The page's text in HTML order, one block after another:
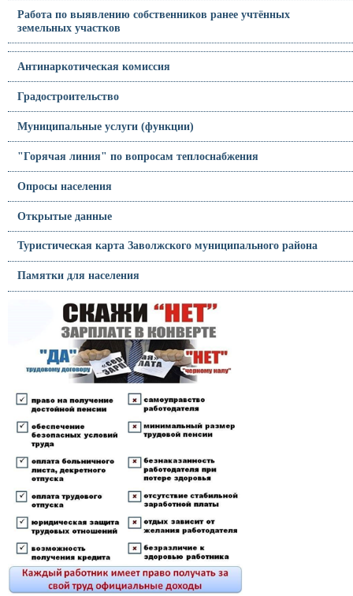
Работа по выявлению собственников ранее учтённых
земельных участков
Антинаркотическая комиссия
Градостроительство
Муниципальные услуги (функции)
"Горячая линия" по вопросам теплоснабжения
Опросы населения
Открытые данные
Туристическая карта Заволжского муниципального района
Памятки для населения